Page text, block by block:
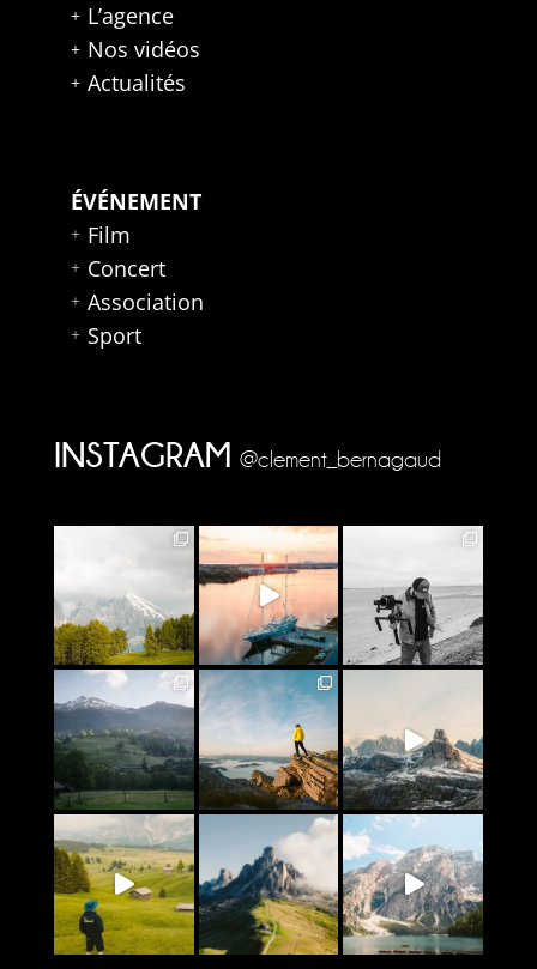
L’agence
Nos vidéos
Actualités
ÉVÉNEMENT
Film
Concert
Association
Sport
INSTAGRAM @clement_bernagaud